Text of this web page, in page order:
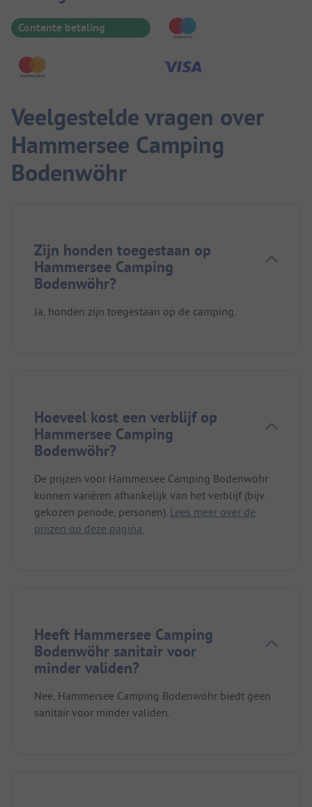
Contante betaling
Veelgestelde vragen over
Hammersee Camping
Bodenwöhr
Zijn honden toegestaan op
Hammersee Camping
Bodenwöhr?
Ja, honden zijn toegestaan op de camping.
Hoeveel kost een verblijf op
Hammersee Camping
Bodenwöhr?
De prijzen voor Hammersee Camping Bodenwöhr
kunnen variëren afhankelijk van het verblijf (bijv.
gekozen periode, personen). Lees meer over de
prijzen op deze pagina.
Heeft Hammersee Camping
Bodenwöhr sanitair voor
minder validen?
Nee, Hammersee Camping Bodenwöhr biedt geen
sanitair voor minder validen.